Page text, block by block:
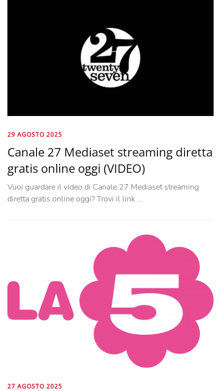
29 AGOSTO 2025
Canale 27 Mediaset streaming diretta
gratis online oggi (VIDEO)
Vuoi guardare il video di Canale 27 Mediaset streaming
diretta gratis online oggi? Trovi il link …
27 AGOSTO 2025